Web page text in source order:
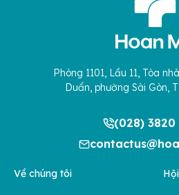
Phòng 1101, Lầu 11, Tòa
Duẩn, phường Sài Gòn,
(028) 3820
Về chúng tôi